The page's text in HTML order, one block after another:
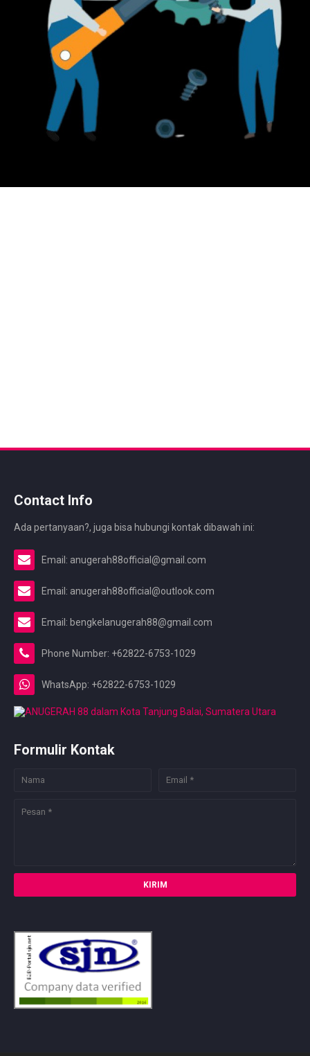
Contact Info
Ada pertanyaan?, juga bisa hubungi kontak dibawah ini:
Email: anugerah88official@gmail.com
Email: anugerah88official@outlook.com
Email: bengkelanugerah88@gmail.com
Phone Number: +62822-6753-1029
WhatsApp: +62822-6753-1029
Formulir Kontak